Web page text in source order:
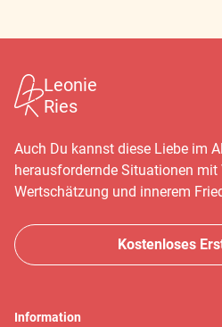
Leonie
Ries
Auch Du kannst diese Liebe im
herausfordernde Situationen mit
Wertschätzung und innerem
Kind.
Kostenloses
Information